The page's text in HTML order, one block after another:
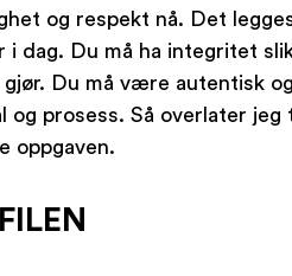
og respekt nå. Det
dag. Du må ha integritet
Du må være autentisk
prosess. Så overlater jeg
oppgaven.